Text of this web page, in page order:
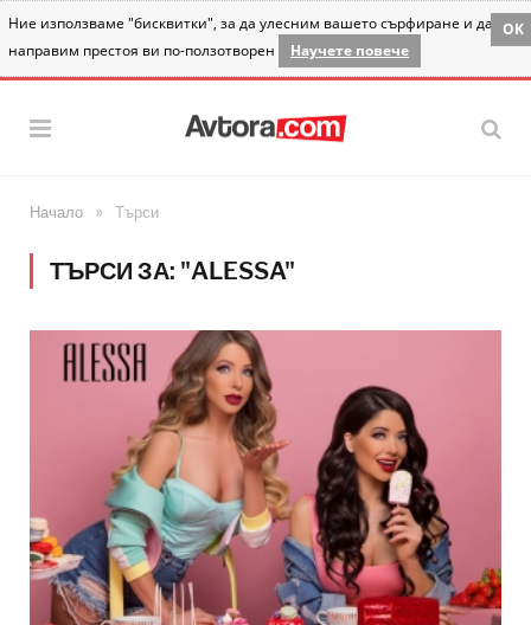
Ние използваме "бисквитки", за да улесним вашето сърфиране и да
направим престоя ви по-ползотворен
Научете повече
OK
Начало » Търси
ТЪРСИ ЗА: "ALESSA"